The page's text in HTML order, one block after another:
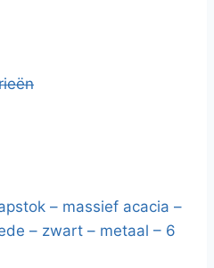
– massief acacia –
– zwart – metaal – 6